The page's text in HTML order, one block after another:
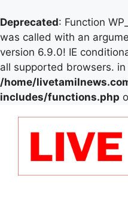
Deprecated: Function
was called with an
version 6.9.0! IE
all supported browsers. in
/home/
includes/functions.php